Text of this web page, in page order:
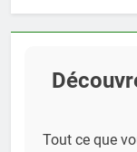
Tout ce que